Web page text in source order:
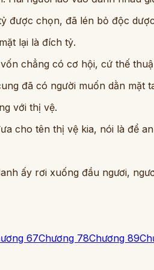
được chọn, đã lén bỏ độc
lại là đích tỷ.
chẳng có cơ hội, cứ thế
đã có người muốn dằn mặt
với thị vệ.
cho tên thị vệ kia, nói là để
ấy rơi xuống đầu ngươi,
67Chương 78Chương 89